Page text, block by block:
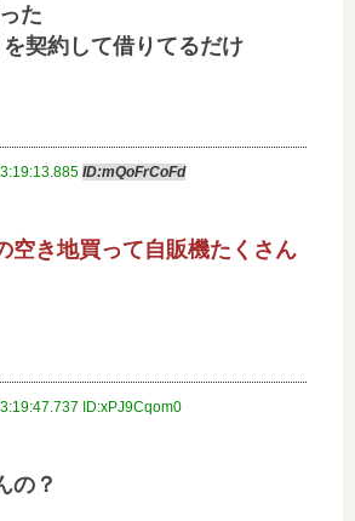
た
契約して借りてるだけ
ID:mQoFrCoFd
空き地買って自販機たくさん
ID:xPJ9Cqom0
の？